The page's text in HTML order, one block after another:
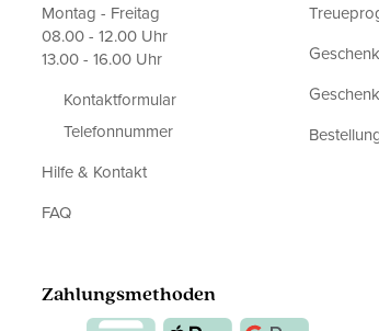
Montag - Freitag
08.00 - 12.00 Uhr
13.00 - 16.00 Uhr
Kontaktformular
Telefonnummer
Hilfe & Kontakt
FAQ
Zahlungsmethoden